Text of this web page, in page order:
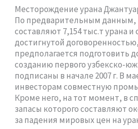
Месторождение урана
По предварительным данным,
составляют 7,154 тыс.т урана и
достигнутой
предполагается подготовить
созданию первого узбекско-
подписаны в начале 2007 г. В
инвесторам совместную
Кроме него, на тот момент, в
запасы которого составляют
за падения мировых цен на